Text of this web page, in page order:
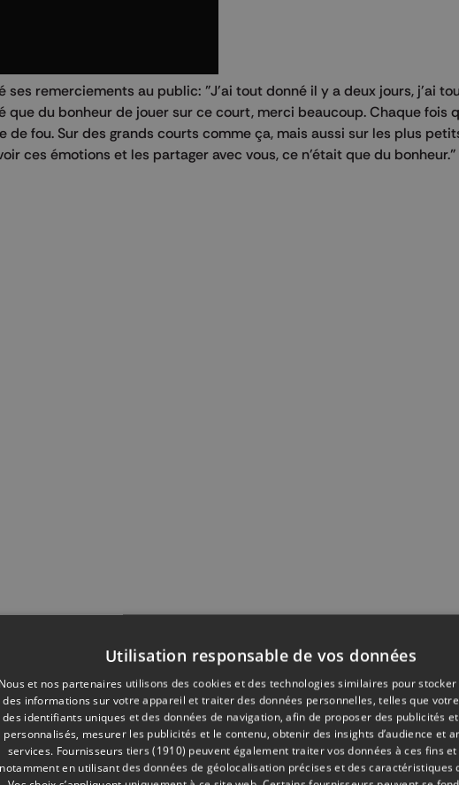
ses remerciements au public: "J'ai tout donné il y a deux jours, j'ai
que du bonheur de jouer sur ce court, merci beaucoup. Chaque fois
de fou. Sur des grands courts comme ça, mais aussi sur les plus
ces émotions et les partager avec vous, ce n'était que du bonheur."
Utilisation responsable de vos données
Nous et nos partenaires utilisons des cookies et des technologies similaires pour
des informations sur votre appareil et traiter des données personnelles, telles que votre
des identifiants uniques et des données de navigation, afin de proposer des publicités
personnalisés, mesurer les publicités et le contenu, obtenir des insights d’audience et
services. Fournisseurs tiers (1910) peuvent également traiter vos données à ces fins et
notamment en utilisant des données de géolocalisation précises et des caractéristiques